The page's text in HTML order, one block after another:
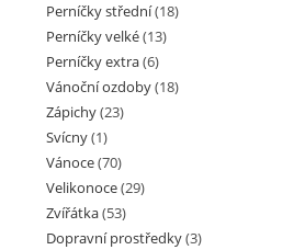
Perníčky střední(18)
Perníčky velké(13)
Perníčky extra(6)
Vánoční ozdoby(18)
Zápichy(23)
Svícny(1)
Vánoce(70)
Velikonoce(29)
Zvířátka(53)
Dopravní prostředky(3)